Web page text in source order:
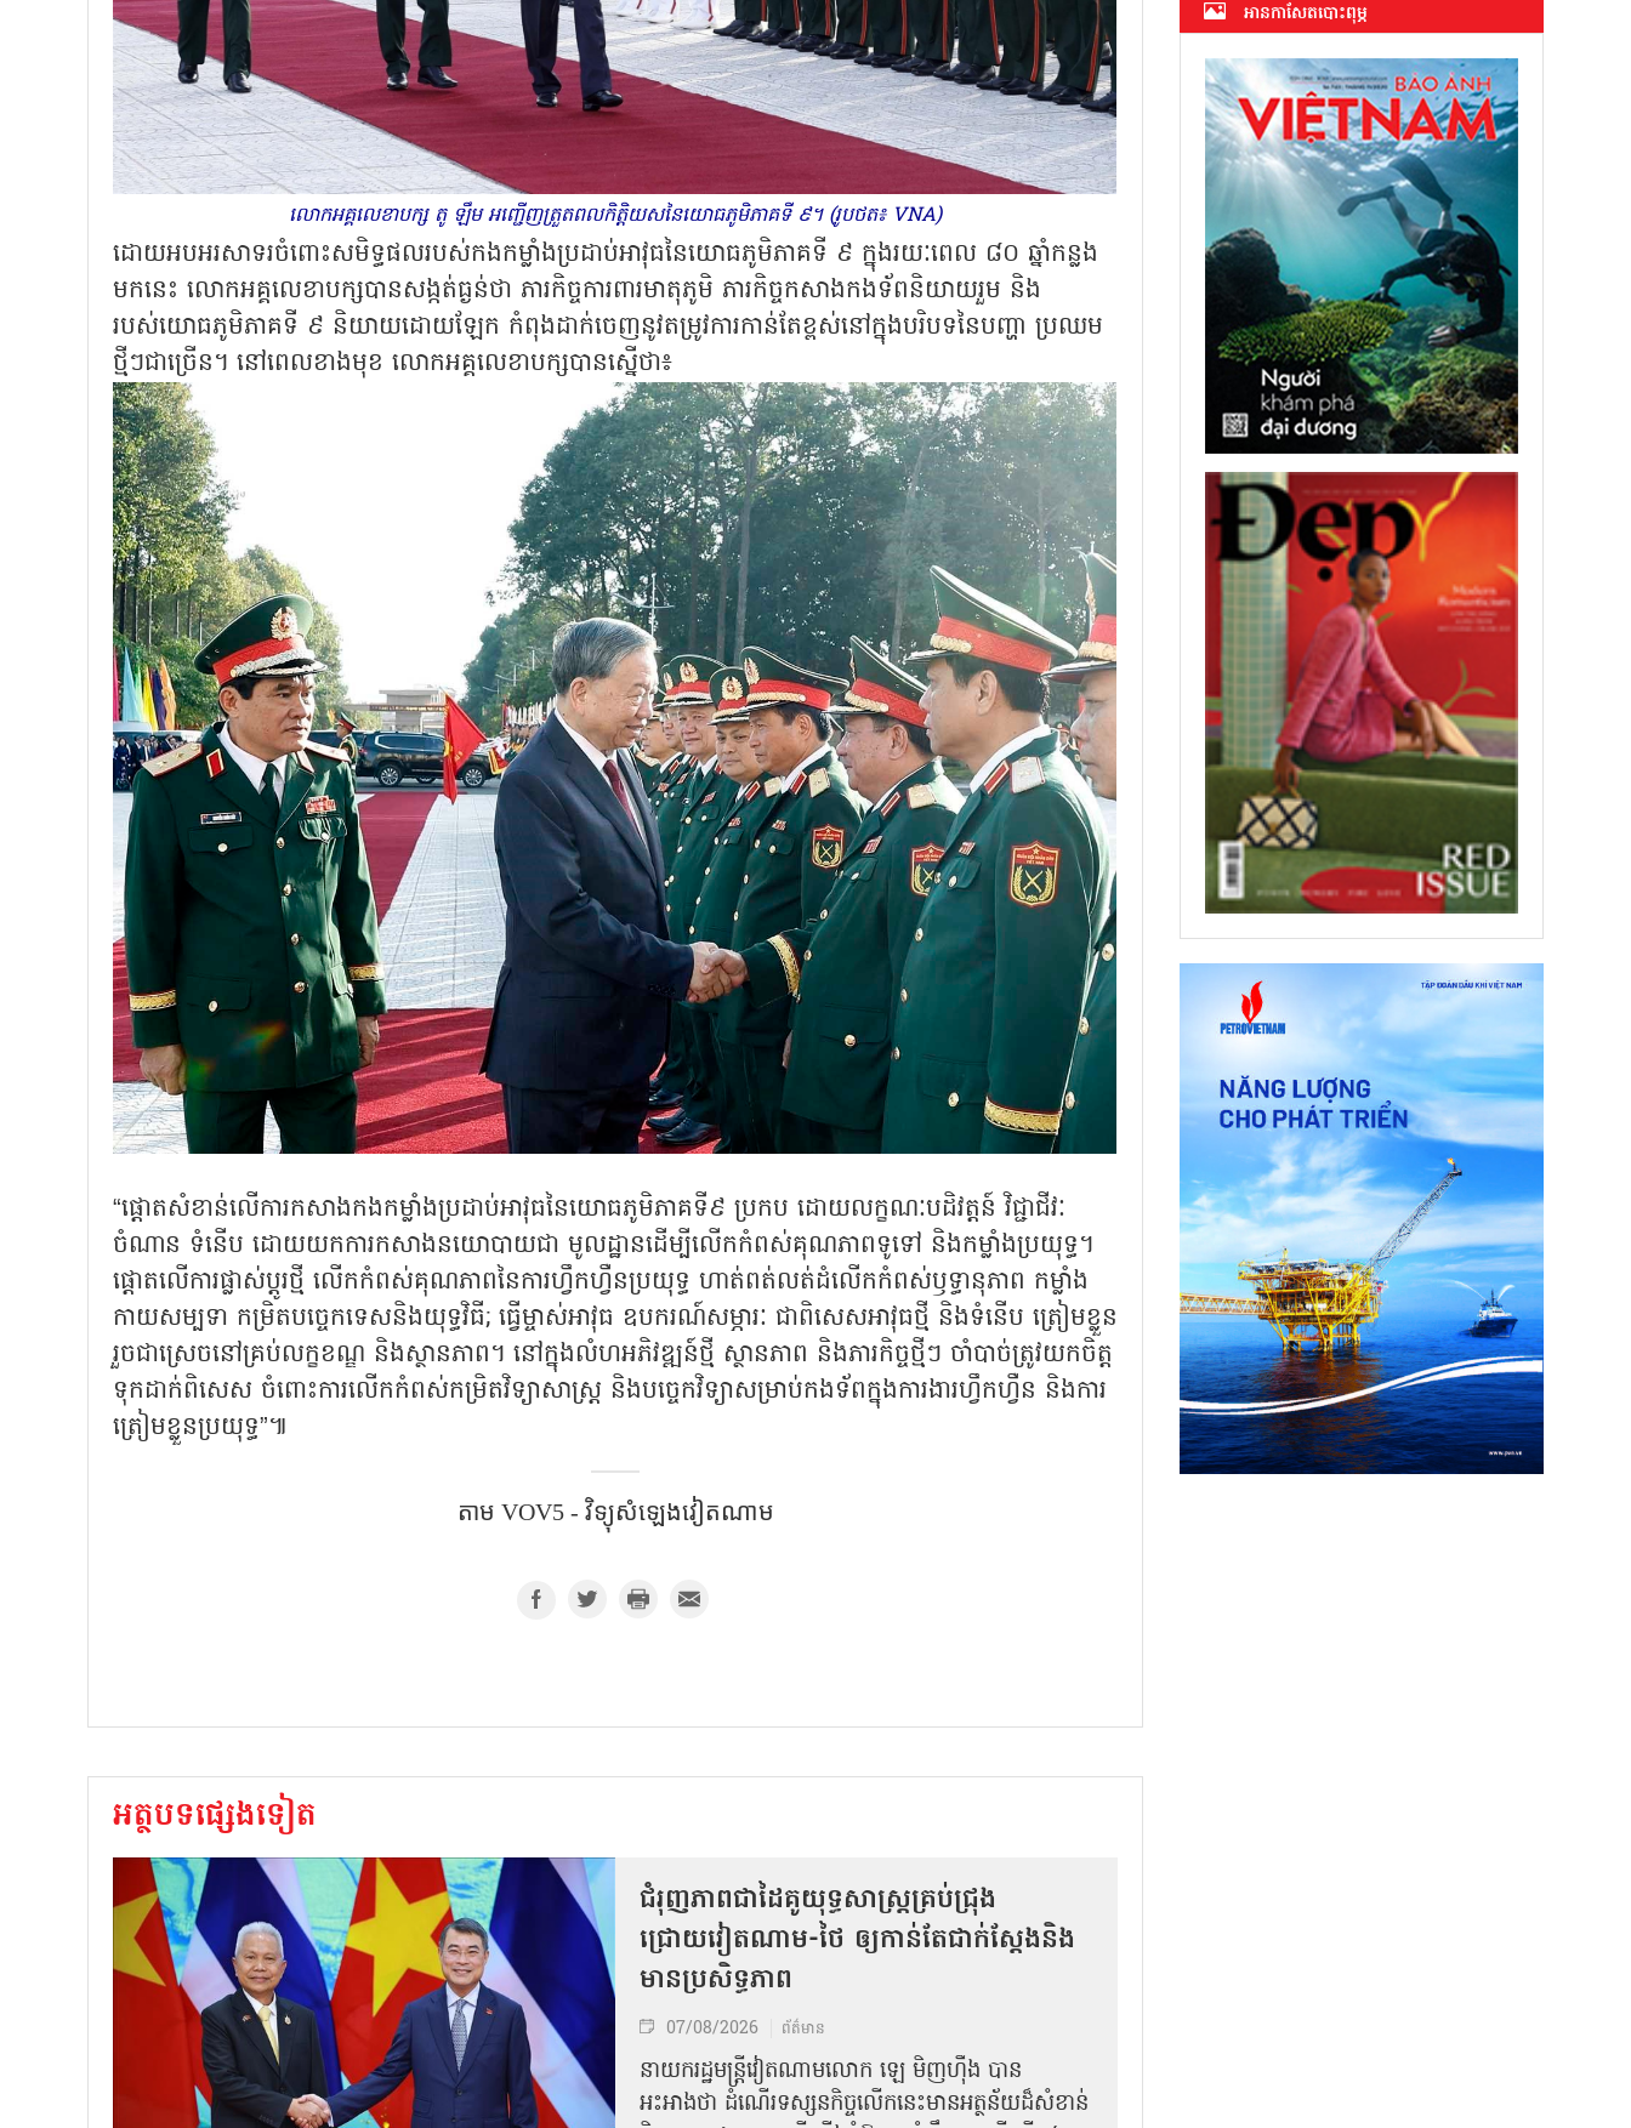
លោកអគ្គលេខាបក្ស តូ ឡឹម អញ្ជើញត្រួតពលកិត្តិយសនៃយោធភូមិភាគទី ៩។ (រូបថត៖ VNA)
ដោយអបអរសាទរចំពោះសមិទ្ធផលរបស់កងកម្លាំងប្រដាប់អាវុធនៃយោធភូមិភាគទី ៩ ក្នុងរយៈពេល ៨០ ឆ្នាំកន្លង
មកនេះ លោកអគ្គលេខាបក្សបានសង្កត់ធ្ងន់ថា ភារកិច្ចការពារមាតុភូមិ ភារកិច្ចកសាងកងទ័ពនិយាយរួម និង
របស់យោធភូមិភាគទី ៩ និយាយដោយឡែក កំពុងដាក់ចេញនូវតម្រូវការកាន់តែខ្ពស់នៅក្នុងបរិបទនៃបញ្ហា ប្រឈម
ថ្មីៗជាច្រើន។ នៅពេលខាងមុខ លោកអគ្គលេខាបក្សបានស្នើថា៖
“ផ្តោតសំខាន់លើការកសាងកងកម្លាំងប្រដាប់អាវុធនៃយោធភូមិភាគទី៩ ប្រកប ដោយលក្ខណៈបដិវត្តន៍ វិជ្ជាជីវៈ
ចំណាន ទំនើប ដោយយកការកសាងនយោបាយជា មូលដ្ឋានដើម្បីលើកកំពស់គុណភាពទូទៅ និងកម្លាំងប្រយុទ្ធ។
ផ្តោតលើការផ្លាស់ប្ដូរថ្មី លើកកំពស់គុណភាពនៃការហ្វឹកហ្វឺនប្រយុទ្ធ ហាត់ពត់លត់ដំលើកកំពស់ឫទ្ធានុភាព កម្លាំង
កាយសម្បទា កម្រិតបច្ចេកទេសនិងយុទ្ធវិធី; ធ្វើម្ចាស់អាវុធ ឧបករណ៍សម្ភារៈ ជាពិសេសអាវុធថ្មី និងទំនើប ត្រៀមខ្លួន
រួចជាស្រេចនៅគ្រប់លក្ខខណ្ឌ និងស្ថានភាព។ នៅក្នុងលំហអភិវឌ្ឍន៍ថ្មី ស្ថានភាព និងភារកិច្ចថ្មីៗ ចាំបាច់ត្រូវយកចិត្ត
ទុកដាក់ពិសេស ចំពោះការលើកកំពស់កម្រិតវិទ្យាសាស្ត្រ និងបច្ចេកវិទ្យាសម្រាប់កងទ័ពក្នុងការងារហ្វឹកហ្វឺន និងការ
ត្រៀមខ្លួនប្រយុទ្ធ”៕
តាម VOV5​​ - វិទ្យុសំឡេងវៀតណាម​
អត្ថបទផ្សេងទៀត
ជំរុញភាពជាដៃគូយុទ្ធសាស្ត្រគ្រប់ជ្រុង
ជ្រោយវៀតណាម-ថៃ ឲ្យកាន់តែជាក់ស្ដែងនិង
មានប្រសិទ្ធភាព
07/08/2026 ព័ត៌មាន
នាយករដ្ឋមន្ត្រីវៀតណាមលោក ឡេ មិញហ៊ឹង បាន
អះអាងថា ដំណើរទស្សនកិច្ចលើកនេះមានអត្ថន័យដ៏សំខាន់
អាន​កាសែត​បោះពុម្ភ